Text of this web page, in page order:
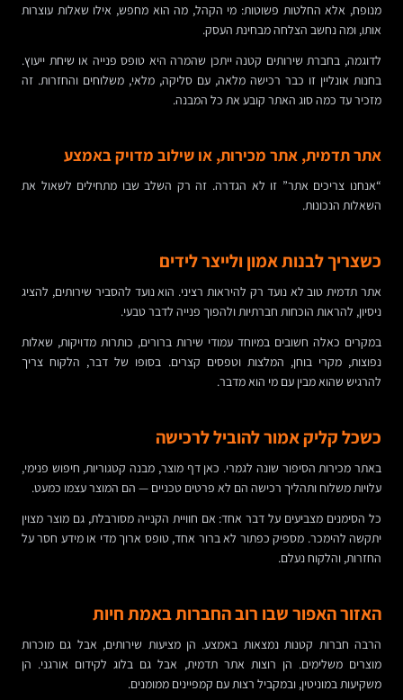
מנופח, אלא החלטות פשוטות: מי הקהל, מה הוא מחפש, אילו שאלות עוצרות
אותו, ומה נחשב הצלחה מבחינת העסק.
לדוגמה, בחברת שירותים קטנה ייתכן שהמרה היא טופס פנייה או שיחת ייעוץ.
בחנות אונליין זו כבר רכישה מלאה, עם סליקה, מלאי, משלוחים והחזרות. זה
מזכיר עד כמה סוג האתר קובע את כל המבנה.
אתר תדמית, אתר מכירות, או שילוב מדויק באמצע
“אנחנו צריכים אתר” זו לא הגדרה. זה רק השלב שבו מתחילים לשאול את
השאלות הנכונות.
כשצריך לבנות אמון ולייצר לידים
אתר תדמית טוב לא נועד רק להיראות רציני. הוא נועד להסביר שירותים, להציג
ניסיון, להראות הוכחות חברתיות ולהפוך פנייה לדבר טבעי.
במקרים כאלה חשובים במיוחד עמודי שירות ברורים, כותרות מדויקות, שאלות
נפוצות, מקרי בוחן, המלצות וטפסים קצרים. בסופו של דבר, הלקוח צריך
להרגיש שהוא מבין עם מי הוא מדבר.
כשכל קליק אמור להוביל לרכישה
באתר מכירות הסיפור שונה לגמרי. כאן דף מוצר, מבנה קטגוריות, חיפוש פנימי,
עלויות משלוח ותהליך רכישה הם לא פרטים טכניים — הם המוצר עצמו כמעט.
כל הסימנים מצביעים על דבר אחד: אם חוויית הקנייה מסורבלת, גם מוצר מצוין
יתקשה להימכר. מספיק כפתור לא ברור אחד, טופס ארוך מדי או מידע חסר על
החזרות, והלקוח נעלם.
האזור האפור שבו רוב החברות באמת חיות
הרבה חברות קטנות נמצאות באמצע. הן מציעות שירותים, אבל גם מוכרות
מוצרים משלימים. הן רוצות אתר תדמית, אבל גם בלוג לקידום אורגני. הן
משקיעות במוניטין, ובמקביל רצות עם קמפיינים ממומנים.